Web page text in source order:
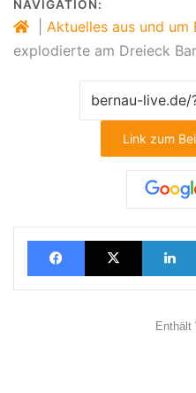
NAVIGATION:
Aktuelles aus und um
explodierte am Dreieck
Link zum
FacebookX
Enthält